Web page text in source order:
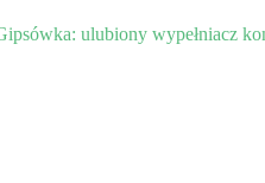
ulubiony wypełniacz